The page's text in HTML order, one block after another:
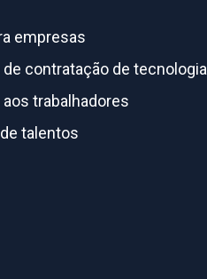
empresas
contratação de tecnologia
trabalhadores
talentos